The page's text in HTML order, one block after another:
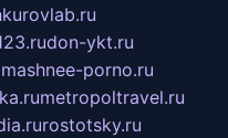
don-ykt.ru
porno.ru
metropoltravel.ru
rostotsky.ru